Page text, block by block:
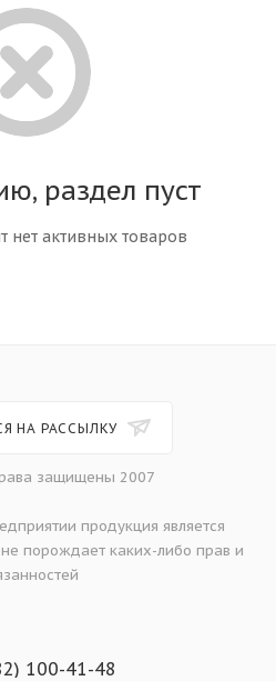
раздел пуст
нет активных товаров
НА РАССЫЛКУ
защищены 2007
продукция является
порождает каких-либо прав и
100-41-48